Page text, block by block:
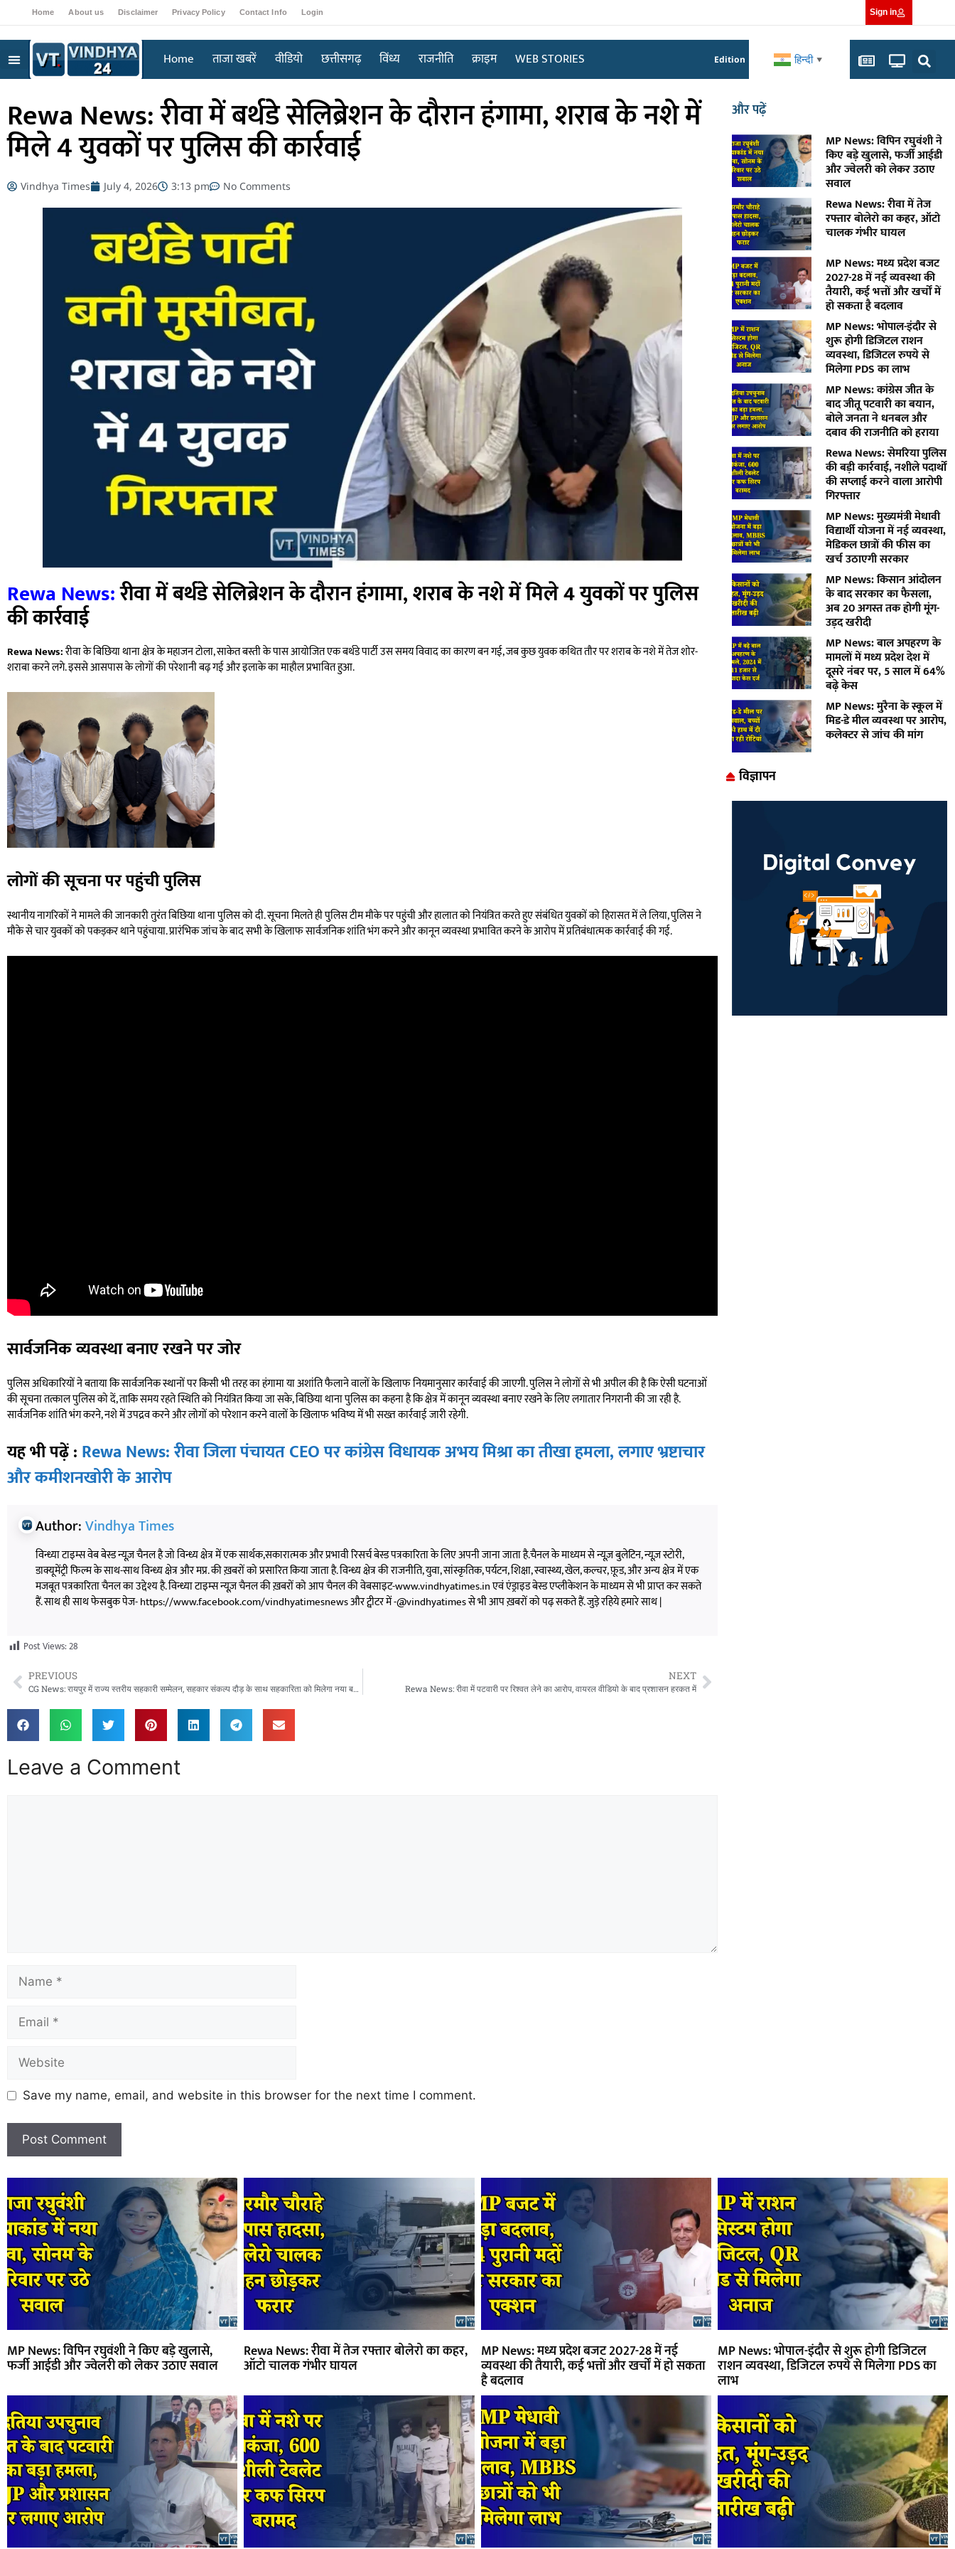
Home About us Disclaimer Privacy Policy Contact Info Login Sign in
Home ताजा खबरें वीडियो छत्तीसगढ़ विंध्य राजनीति क्राइम WEB STORIES Edition हिन्दी ▼
Rewa News: रीवा में बर्थडे सेलिब्रेशन के दौरान हंगामा, शराब के नशे में
मिले 4 युवकों पर पुलिस की कार्रवाई
Vindhya Times July 4, 2026 3:13 pm No Comments
Rewa News:रीवा में बर्थडे सेलिब्रेशन के दौरान हंगामा, शराब के नशे में मिले 4 युवकों पर पुलिस
की कार्रवाई
Rewa News:रीवा के बिछिया थाना क्षेत्र के महाजन टोला, साकेत बस्ती के पास आयोजित एक बर्थडे पार्टी उस समय विवाद का कारण बन गई, जब कुछ युवक कथित तौर पर शराब के नशे में तेज शोर-
शराबा करने लगे. इससे आसपास के लोगों की परेशानी बढ़ गई और इलाके का माहौल प्रभावित हुआ.
लोगों की सूचना पर पहुंची पुलिस
स्थानीय नागरिकों ने मामले की जानकारी तुरंत बिछिया थाना पुलिस को दी. सूचना मिलते ही पुलिस टीम मौके पर पहुंची और हालात को नियंत्रित करते हुए संबंधित युवकों को हिरासत में ले लिया, पुलिस ने
मौके से चार युवकों को पकड़कर थाने पहुंचाया. प्रारंभिक जांच के बाद सभी के खिलाफ सार्वजनिक शांति भंग करने और कानून व्यवस्था प्रभावित करने के आरोप में प्रतिबंधात्मक कार्रवाई की गई.
सार्वजनिक व्यवस्था बनाए रखने पर जोर
पुलिस अधिकारियों ने बताया कि सार्वजनिक स्थानों पर किसी भी तरह का हंगामा या अशांति फैलाने वालों के खिलाफ नियमानुसार कार्रवाई की जाएगी. पुलिस ने लोगों से भी अपील की है कि ऐसी घटनाओं
की सूचना तत्काल पुलिस को दें, ताकि समय रहते स्थिति को नियंत्रित किया जा सके, बिछिया थाना पुलिस का कहना है कि क्षेत्र में कानून व्यवस्था बनाए रखने के लिए लगातार निगरानी की जा रही है.
सार्वजनिक शांति भंग करने, नशे में उपद्रव करने और लोगों को परेशान करने वालों के खिलाफ भविष्य में भी सख्त कार्रवाई जारी रहेगी.
यह भी पढ़ें : Rewa News: रीवा जिला पंचायत CEO पर कांग्रेस विधायक अभय मिश्रा का तीखा हमला, लगाए भ्रष्टाचार
और कमीशनखोरी के आरोप
Author:Vindhya Times
विन्ध्या टाइम्स वेब बेस्ड न्यूज़ चैनल है जो विन्ध्य क्षेत्र में एक सार्थक,सकारात्मक और प्रभावी रिसर्च बेस्ड पत्रकारिता के लिए अपनी जाना जाता है.चैनल के माध्यम से न्यूज़ बुलेटिन, न्यूज़ स्टोरी,
डाक्यूमेंट्री फिल्म के साथ-साथ विन्ध्य क्षेत्र और मप्र. की ख़बरों को प्रसारित किया जाता है. विन्ध्य क्षेत्र की राजनीति, युवा, सांस्कृतिक, पर्यटन, शिक्षा, स्वास्थ्य, खेल, कल्चर, फ़ूड, और अन्य क्षेत्र में एक
मजबूत पत्रकारिता चैनल का उद्देश्य है. विन्ध्या टाइम्स न्यूज़ चैनल की ख़बरों को आप चैनल की वेबसाइट-www.vindhyatimes.in एवं एंड्राइड बेस्ड एप्लीकेशन के माध्यम से भी प्राप्त कर सकते
हैं. साथ ही साथ फेसबुक पेज- https://www.facebook.com/vindhyatimesnews और ट्वीटर में -@vindhyatimes से भी आप ख़बरों को पढ़ सकते हैं. जुड़े रहिये हमारे साथ |
Post Views:28
PREVIOUS
CG News: रायपुर में राज्य स्तरीय सहकारी सम्मेलन, सहकार संकल्प दौड़ के साथ सहकारिता को मिलेगा नया बढ़ावा
NEXT
Rewa News: रीवा में पटवारी पर रिश्वत लेने का आरोप, वायरल वीडियो के बाद प्रशासन हरकत में
Leave a Comment
Save my name, email, and website in this browser for the next time I comment.
और पढ़ें
MP News: विपिन रघुवंशी ने
किए बड़े खुलासे, फर्जी आईडी
और ज्वेलरी को लेकर उठाए
सवाल
Rewa News: रीवा में तेज
रफ्तार बोलेरो का कहर, ऑटो
चालक गंभीर घायल
MP News: मध्य प्रदेश बजट
2027-28 में नई व्यवस्था की
तैयारी, कई भत्तों और खर्चों में
हो सकता है बदलाव
MP News: भोपाल-इंदौर से
शुरू होगी डिजिटल राशन
व्यवस्था, डिजिटल रुपये से
मिलेगा PDS का लाभ
MP News: कांग्रेस जीत के
बाद जीतू पटवारी का बयान,
बोले जनता ने धनबल और
दबाव की राजनीति को हराया
Rewa News: सेमरिया पुलिस
की बड़ी कार्रवाई, नशीले पदार्थों
की सप्लाई करने वाला आरोपी
गिरफ्तार
MP News: मुख्यमंत्री मेधावी
विद्यार्थी योजना में नई व्यवस्था,
मेडिकल छात्रों की फीस का
खर्च उठाएगी सरकार
MP News: किसान आंदोलन
के बाद सरकार का फैसला,
अब 20 अगस्त तक होगी मूंग-
उड़द खरीदी
MP News: बाल अपहरण के
मामलों में मध्य प्रदेश देश में
दूसरे नंबर पर, 5 साल में 64%
बढ़े केस
MP News: मुरैना के स्कूल में
मिड-डे मील व्यवस्था पर आरोप,
कलेक्टर से जांच की मांग
विज्ञापन
MP News: विपिन रघुवंशी ने किए बड़े खुलासे,
फर्जी आईडी और ज्वेलरी को लेकर उठाए सवाल
Rewa News: रीवा में तेज रफ्तार बोलेरो का कहर,
ऑटो चालक गंभीर घायल
MP News: मध्य प्रदेश बजट 2027-28 में नई
व्यवस्था की तैयारी, कई भत्तों और खर्चों में हो सकता
है बदलाव
MP News: भोपाल-इंदौर से शुरू होगी डिजिटल
राशन व्यवस्था, डिजिटल रुपये से मिलेगा PDS का
लाभ